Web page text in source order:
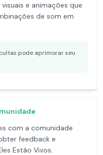
e animações que
de som em
pode aprimorar seu
com a comunidade
feedback e
Estão Vivos.